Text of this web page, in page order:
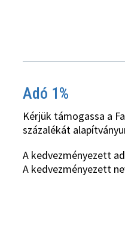
Adó 1%
Kérjük támogassa a
százalékát
A kedvezményezett
A kedvezményezett